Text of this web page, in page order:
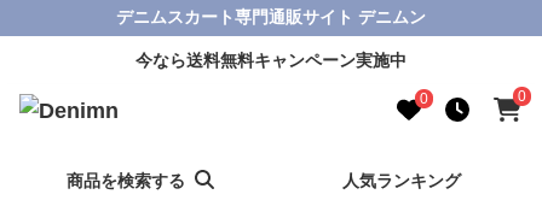
デニムスカート専門通販サイト デニムン
今なら送料無料キャンペーン実施中
0 0
商品を検索する 人気ランキング